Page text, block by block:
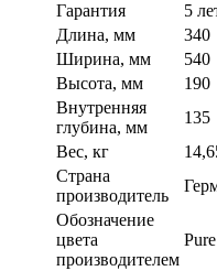
Гарантия
5
Длина, мм
340
Ширина, мм
540
Высота, мм
190
Внутренняя
глубина, мм
135
Вес, кг
Страна
производитель
Обозначение
цвета
производителем